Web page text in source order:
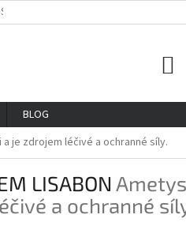
ÚDAJŮ
BLOG
je zdrojem léčivé a ochranné síly.
LISABON
a ochranné